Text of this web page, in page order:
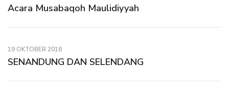
Acara Musabaqoh Maulidiyyah
19 OKTOBER 2018
SENANDUNG DAN SELENDANG